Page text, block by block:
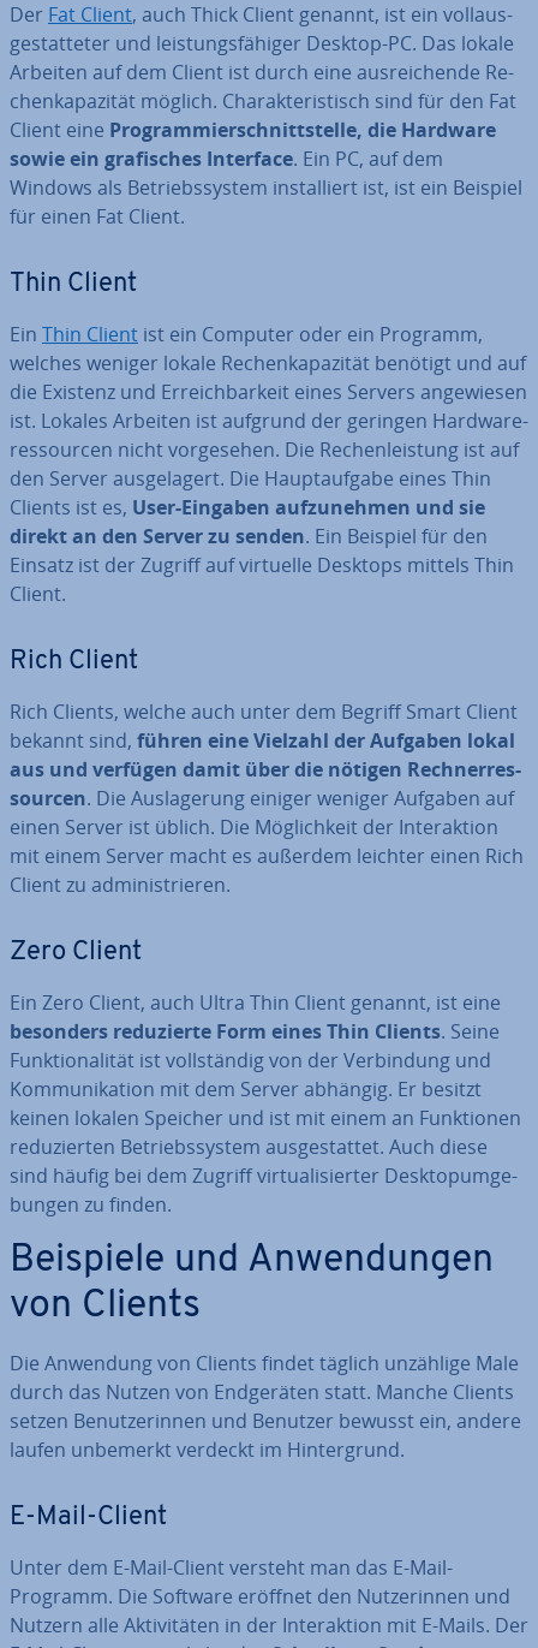
Der Fat Client, auch Thick Client genannt, ist ein voll­aus­
ge­stat­te­ter und leis­tungs­fä­hi­ger Desktop-PC. Das lokale
Arbeiten auf dem Client ist durch eine aus­rei­chen­de Re­
chen­ka­pa­zi­tät möglich. Cha­rak­te­ris­tisch sind für den Fat
Client eine Pro­gram­mier­schnitt­stel­le, die Hardware
sowie ein gra­fi­sches Interface. Ein PC, auf dem
Windows als Be­triebs­sys­tem in­stal­liert ist, ist ein Beispiel
für einen Fat Client.
Thin Client
Ein Thin Client ist ein Computer oder ein Programm,
welches weniger lokale Re­chen­ka­pa­zi­tät benötigt und auf
die Existenz und Er­reich­bar­keit eines Servers an­ge­wie­sen
ist. Lokales Arbeiten ist aufgrund der geringen Hard­ware­
res­sour­cen nicht vor­ge­se­hen. Die Re­chen­leis­tung ist auf
den Server aus­ge­la­gert. Die Haupt­auf­ga­be eines Thin
Clients ist es, User-Eingaben auf­zu­neh­men und sie
direkt an den Server zu senden. Ein Beispiel für den
Einsatz ist der Zugriff auf virtuelle Desktops mittels Thin
Client.
Rich Client
Rich Clients, welche auch unter dem Begriff Smart Client
bekannt sind, führen eine Vielzahl der Aufgaben lokal
aus und verfügen damit über die nötigen Rech­ner­res­
sour­cen. Die Aus­la­ge­rung einiger weniger Aufgaben auf
einen Server ist üblich. Die Mög­lich­keit der In­ter­ak­ti­on
mit einem Server macht es außerdem leichter einen Rich
Client zu ad­mi­nis­trie­ren.
Zero Client
Ein Zero Client, auch Ultra Thin Client genannt, ist eine
besonders re­du­zier­te Form eines Thin Clients. Seine
Funk­tio­na­li­tät ist voll­stän­dig von der Ver­bin­dung und
Kom­mu­ni­ka­ti­on mit dem Server abhängig. Er besitzt
keinen lokalen Speicher und ist mit einem an Funk­tio­nen
re­du­zier­ten Be­triebs­sys­tem aus­ge­stat­tet. Auch diese
sind häufig bei dem Zugriff vir­tua­li­sier­ter Desk­top­um­ge­
bun­gen zu finden.
Beispiele und An­wen­dun­gen
von Clients
Die Anwendung von Clients findet täglich unzählige Male
durch das Nutzen von End­ge­rä­ten statt. Manche Clients
setzen Be­nut­ze­rin­nen und Benutzer bewusst ein, andere
laufen unbemerkt verdeckt im Hin­ter­grund.
E-Mail-Client
Unter dem E-Mail-Client versteht man das E-Mail-
Programm. Die Software eröffnet den Nut­ze­rin­nen und
Nutzern alle Ak­ti­vi­tä­ten in der In­ter­ak­ti­on mit E-Mails. Der